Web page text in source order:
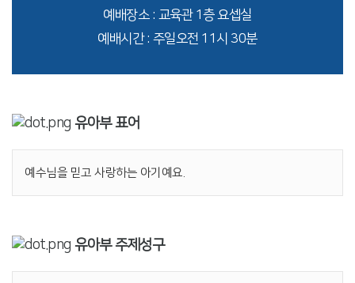
예배장소 : 교육관 1층 요셉실
예배시간 : 주일오전 11시 30분
유아부 표어
예수님을 믿고 사랑하는 아기예요.
유아부 주제성구